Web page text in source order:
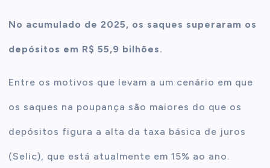
No acumulado de 2025, os saques superaram os
depósitos em R$ 55,9 bilhões.
Entre os motivos que levam a um cenário em que
os saques na poupança são maiores do que os
depósitos figura a alta da taxa básica de juros
(Selic), que está atualmente em 15% ao ano.